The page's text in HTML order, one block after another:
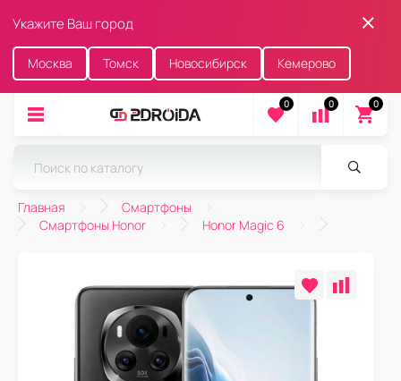
Укажите Ваш город
Москва Томск Новосибирск Кемерово
0 0 0
Главная
Смартфоны
Смартфоны Honor
Honor Magic 6